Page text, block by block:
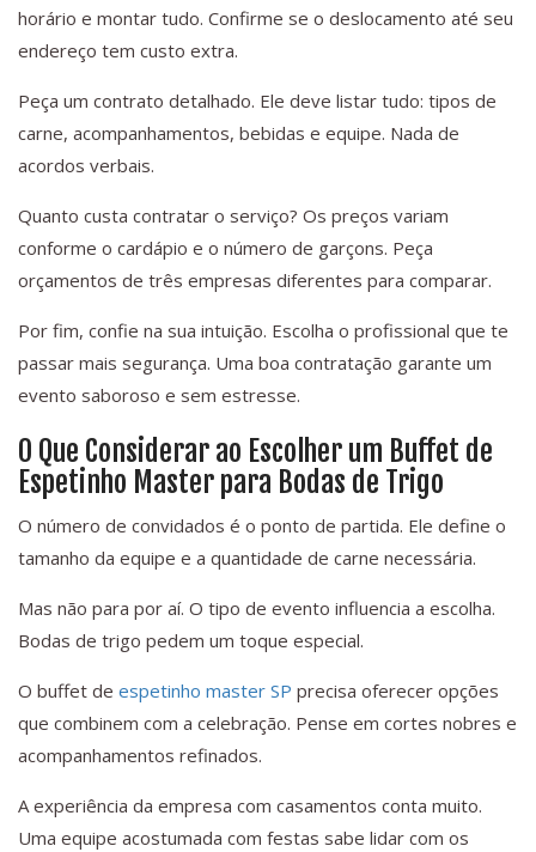
horário e montar tudo. Confirme se o deslocamento até seu
endereço tem custo extra.
Peça um contrato detalhado. Ele deve listar tudo: tipos de
carne, acompanhamentos, bebidas e equipe. Nada de
acordos verbais.
Quanto custa contratar o serviço? Os preços variam
conforme o cardápio e o número de garçons. Peça
orçamentos de três empresas diferentes para comparar.
Por fim, confie na sua intuição. Escolha o profissional que te
passar mais segurança. Uma boa contratação garante um
evento saboroso e sem estresse.
O Que Considerar ao Escolher um Buffet de
Espetinho Master para Bodas de Trigo
O número de convidados é o ponto de partida. Ele define o
tamanho da equipe e a quantidade de carne necessária.
Mas não para por aí. O tipo de evento influencia a escolha.
Bodas de trigo pedem um toque especial.
O buffet de espetinho master SP precisa oferecer opções
que combinem com a celebração. Pense em cortes nobres e
acompanhamentos refinados.
A experiência da empresa com casamentos conta muito.
Uma equipe acostumada com festas sabe lidar com os